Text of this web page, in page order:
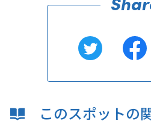
このスポットの